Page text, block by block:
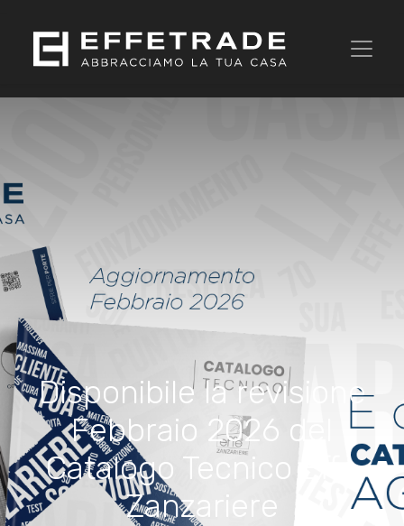
Disponibile la revisione
Febbraio 2026 del
Catalogo Tecnico Effe
Zanzariere